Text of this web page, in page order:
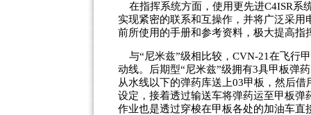
在指挥系统方面，使用更先进C4ISR系
实现紧密的联系和互操作，并将广泛采
前所使用的手册和参考资料，极大提高指
与“尼米兹”级相比较，CVN-21在飞行
动线。后期型“尼米兹”级拥有3具甲板弹
从水线以下的弹药库送上03甲板，然后
设定，接着透过输送车将弹药运至甲板
作业也是透过穿梭在甲板各处的加油车直